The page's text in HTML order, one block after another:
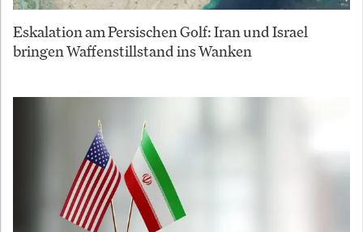
Eskalation am Persischen Golf: Iran und Israel
bringen Waffenstillstand ins Wanken